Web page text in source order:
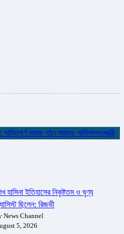
সমাজ গঠন সম্ভব: পানিসম্পদমন্ত্রী ✮
হাসিনা ইতিহাসের নিকৃষ্টতম ও ঘৃণ্য
ছিলেন: রিজভী
News Channel
5, 2026